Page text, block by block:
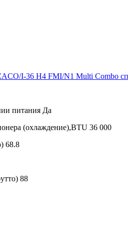
I-36 H4 FMI/N1 Multi Combo
питания Да
(охлаждение),BTU 36 000
68.8
88